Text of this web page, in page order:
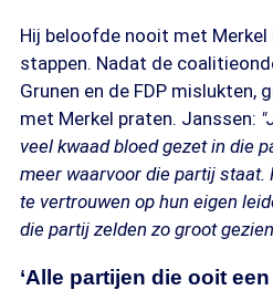
Hij beloofde nooit met Merkel
stappen. Nadat de
Grunen en de FDP mislukten,
met Merkel praten. Janssen:
veel kwaad bloed gezet in die
meer waarvoor die partij staat.
te vertrouwen op hun eigen
die partij zelden zo groot
‘Alle partijen die ooit